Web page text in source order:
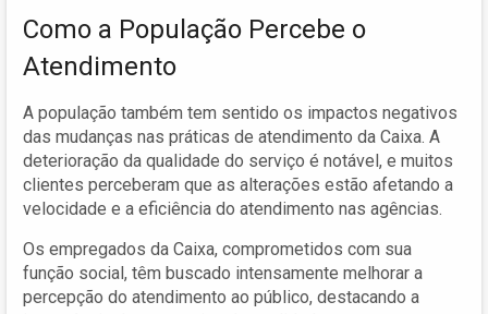
Como a População Percebe o
Atendimento
A população também tem sentido os impactos negativos
das mudanças nas práticas de atendimento da Caixa. A
deterioração da qualidade do serviço é notável, e muitos
clientes perceberam que as alterações estão afetando a
velocidade e a eficiência do atendimento nas agências.
Os empregados da Caixa, comprometidos com sua
função social, têm buscado intensamente melhorar a
percepção do atendimento ao público, destacando a